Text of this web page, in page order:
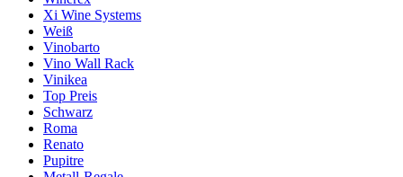
Lieferung
Platzierung
ModularJa
Flaschen
Anzahl der Flaschen
(Bordeaux)
Flaschentyp
Xi Wine Systems
Weiß
Vinobarto
Vino Wall Rack
Vinikea
Top Preis
Schwarz
Roma
Renato
Pupitre